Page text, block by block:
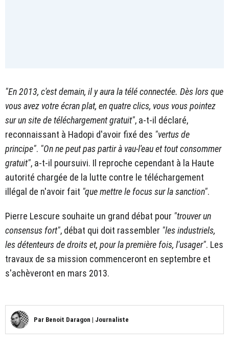
"En 2013, c'est demain, il y aura la télé connectée. Dès lors que
vous avez votre écran plat, en quatre clics, vous vous pointez
sur un site de téléchargement gratuit", a-t-il déclaré,
reconnaissant à Hadopi d'avoir fixé des "vertus de
principe". "On ne peut pas partir à vau-l'eau et tout consommer
gratuit", a-t-il poursuivi. Il reproche cependant à la Haute
autorité chargée de la lutte contre le téléchargement
illégal de n'avoir fait "que mettre le focus sur la sanction".
Pierre Lescure souhaite un grand débat pour "trouver un
consensus fort", débat qui doit rassembler "les industriels,
les détenteurs de droits et, pour la première fois, l'usager". Les
travaux de sa mission commenceront en septembre et
s'achèveront en mars 2013.
Par Benoit Daragon | Journaliste